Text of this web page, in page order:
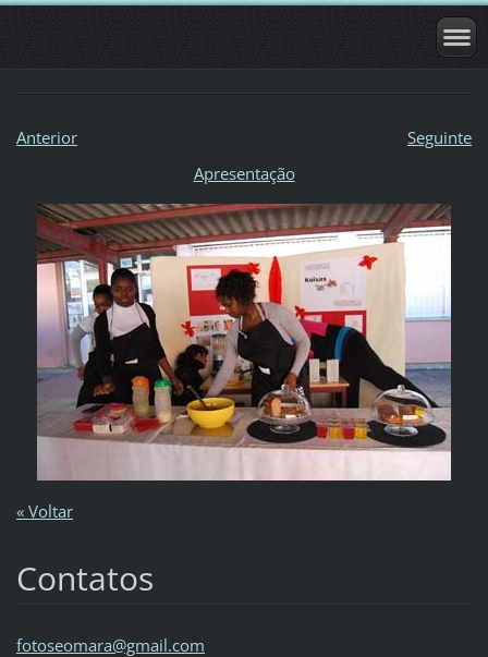
Anterior
Seguinte
Apresentação
« Voltar
Contatos
fotoseomara@gmail.com